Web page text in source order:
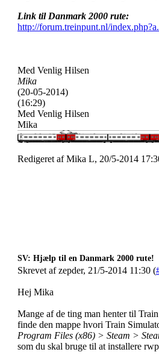
Link til Danmark 2000 rute:
http://forum.treinpunt.nl/
Med Venlig Hilsen
Mika
(20-05-2014)
(16:29)
Med Venlig Hilsen
Mika
Redigeret af Mika L, 20/5-2014
SV: Hjælp til en Danmark 2000 rute!
Skrevet af zepder, 21/5-2014 11:30 (
Hej Mika
Mange af de ting man henter til
finde den mappe hvori Train
Program Files (x86) > Steam >
som du skal bruge til at installere